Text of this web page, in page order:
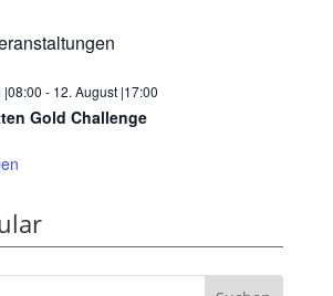
|08:00 - 12. August |17:00
Gold Challenge